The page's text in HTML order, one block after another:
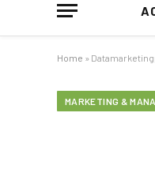
Home »
MARKETING &